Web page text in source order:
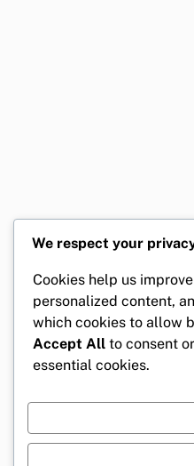
We respect your
Cookies help us
personalized content,
which cookies to allow
Accept All to consent or
essential cookies.